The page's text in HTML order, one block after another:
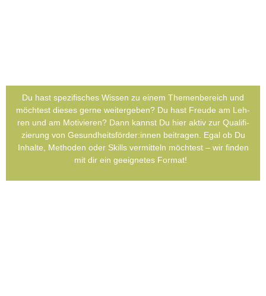
Du hast spe­zi­fi­sches Wis­sen zu einem The­men­be­reich und
möch­test die­ses ger­ne wei­ter­ge­ben? Du hast Freu­de am Leh­
ren und am Moti­vie­ren? Dann kannst Du hier aktiv zur Qua­li­fi­
zie­rung von Gesundheitsförder:innen bei­tra­gen. Egal ob Du
Inhal­te, Metho­den oder Skills ver­mit­teln möch­test – wir fin­den
mit dir ein geeig­ne­tes For­mat!